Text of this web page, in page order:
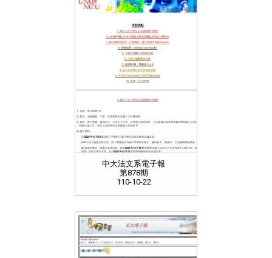
中大法文系電子報
第878期
110-10-22